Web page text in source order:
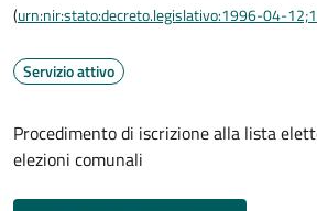
(urn:nir:stato:decreto.legislativo:1996-04-
Servizio attivo
Procedimento di iscrizione alla lista
elezioni comunali